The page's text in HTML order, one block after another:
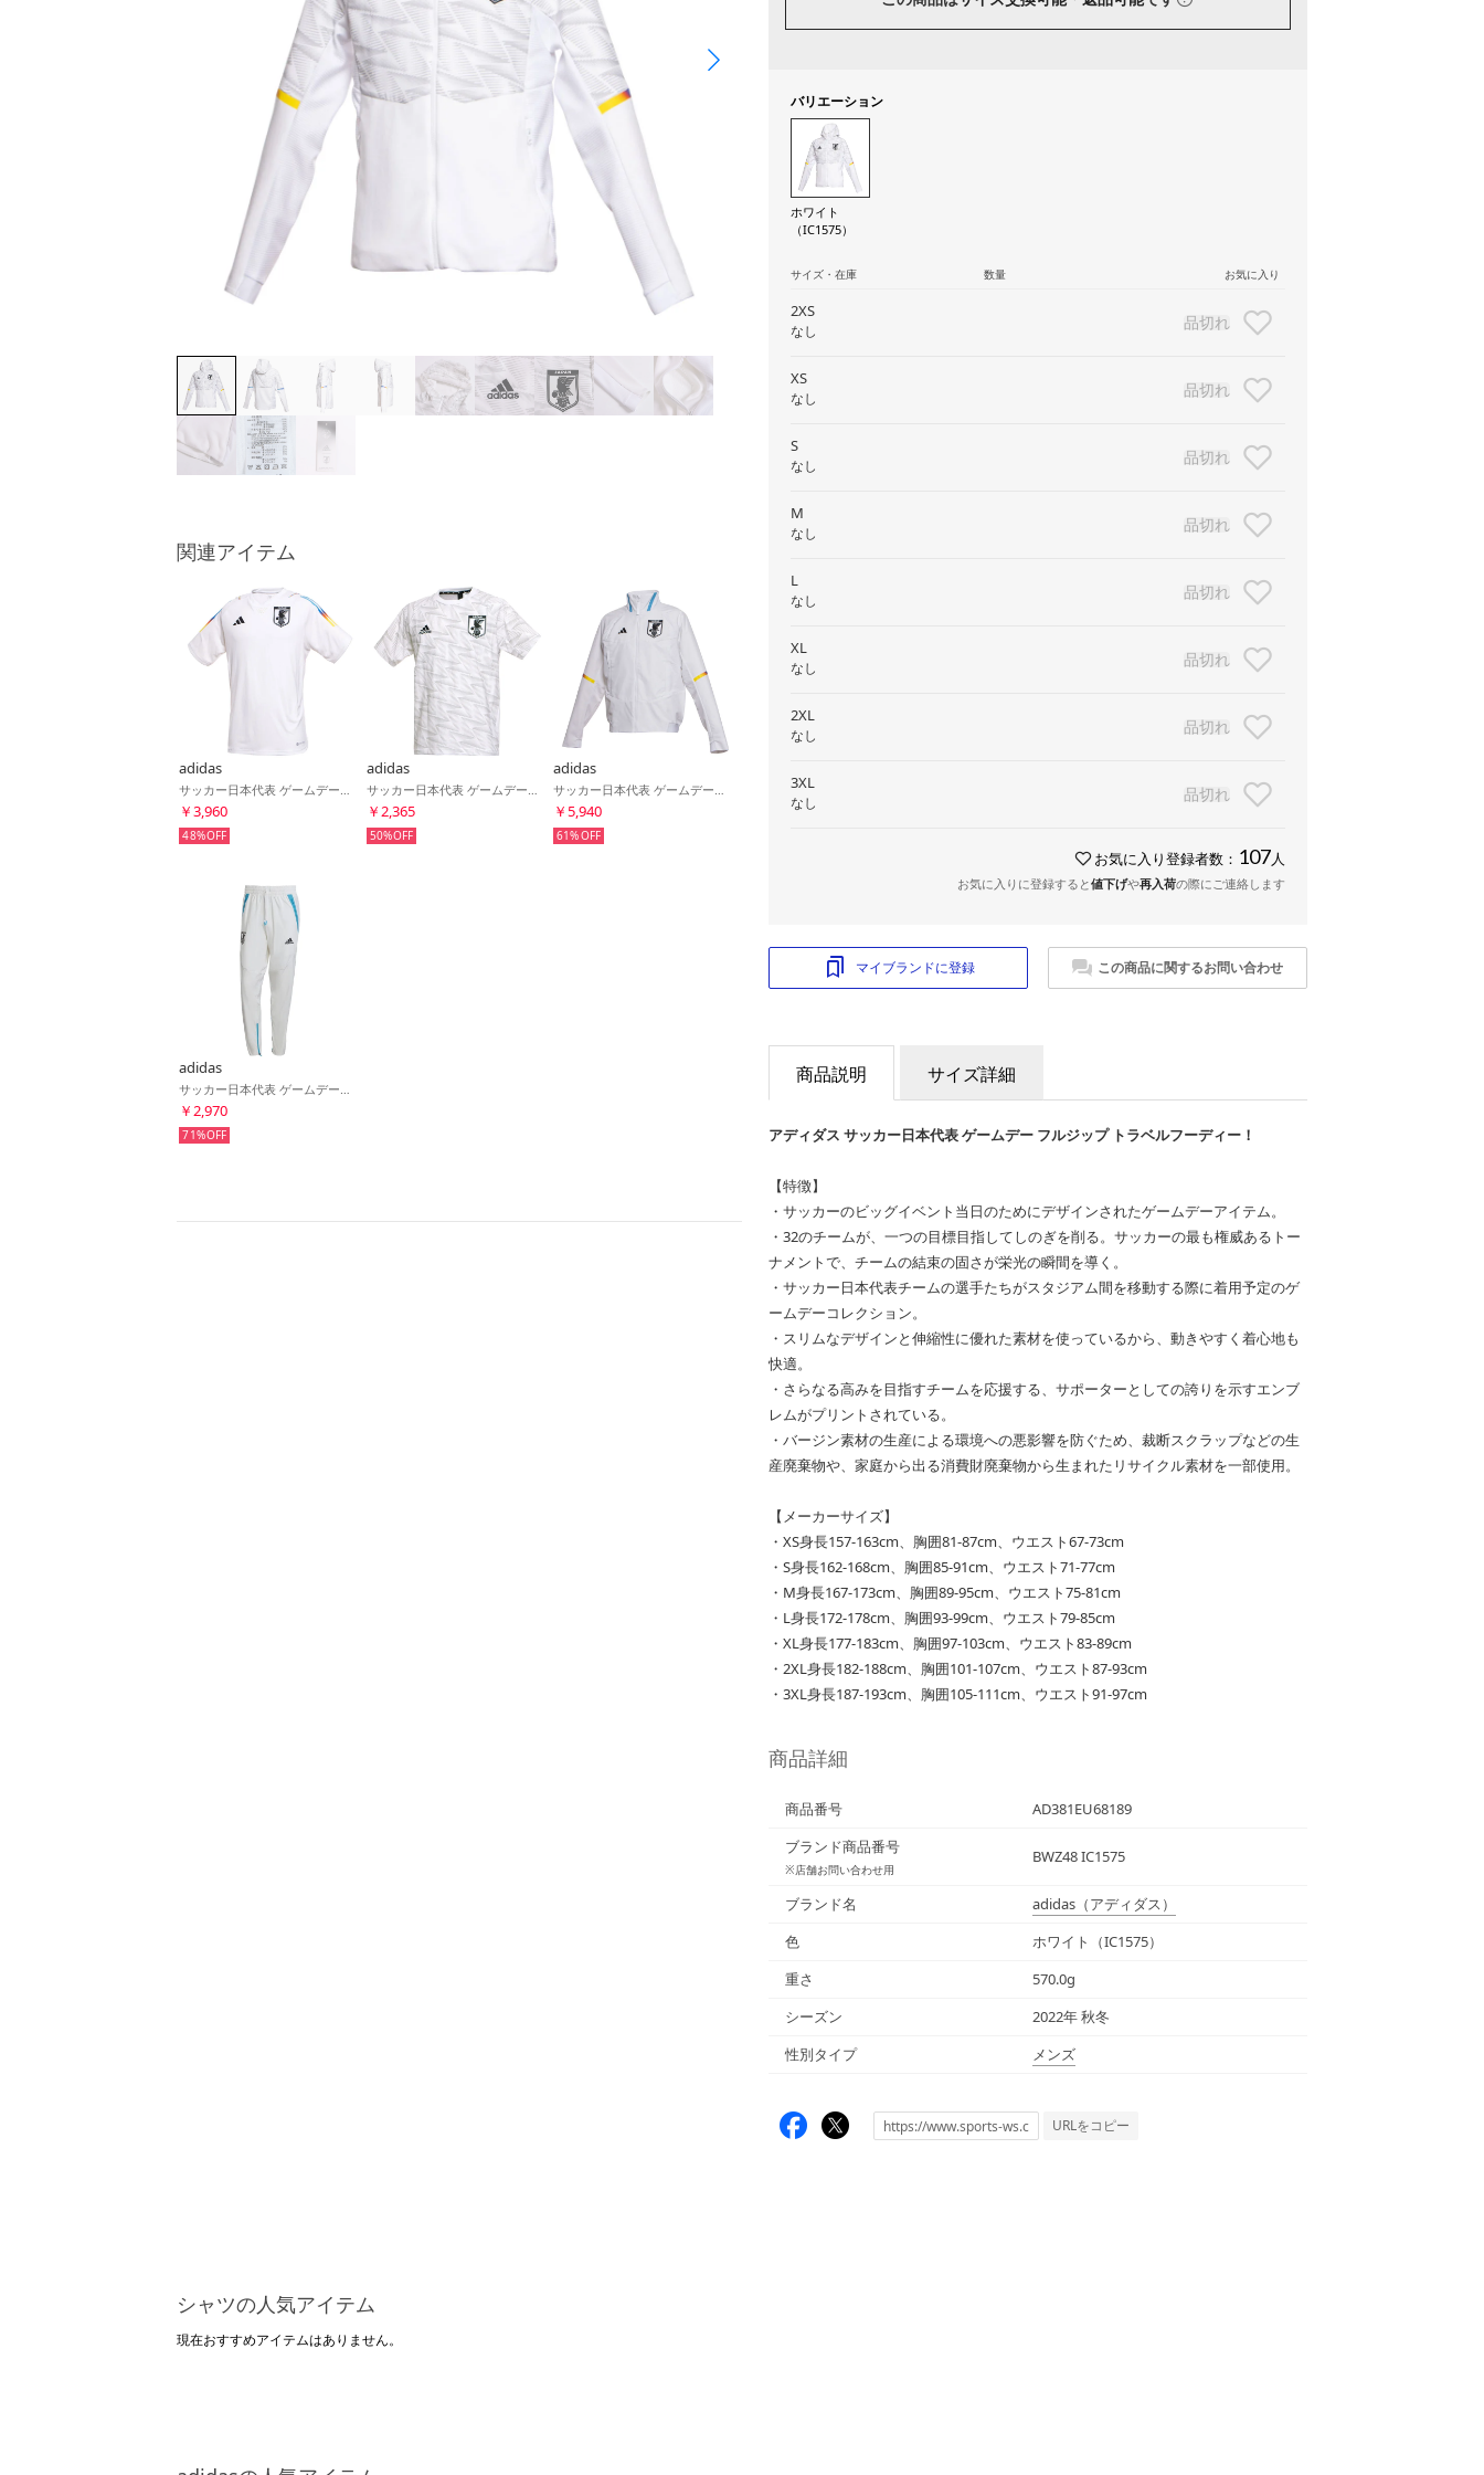
関連アイテム
adidas
￥3,960
48%
adidas
￥2,365
50%
adidas
￥5,940
61%
adidas
￥2,970
71%
バリエーション
ホワイト
（IC1575）
サイズ・在庫 数量 お気に入り
2XS
なし 品切れ
XS
なし 品切れ
S
なし 品切れ
M
なし 品切れ
L
なし 品切れ
XL
なし 品切れ
2XL
なし 品切れ
3XL
なし 品切れ
お気に入り登録者数： 107 人
お気に入りに登録すると値下げや再入荷の際にご連絡します
マイブランドに登録 この商品に関するお問い合わせ
商品説明 サイズ詳細
アディダス サッカー日本代表 ゲームデー フルジップ トラベルフーディー！
【特徴】
・サッカーのビッグイベント当日のためにデザインされたゲームデーアイテム。
・32のチームが、一つの目標目指してしのぎを削る。サッカーの最も権威あるトー
ナメントで、チームの結束の固さが栄光の瞬間を導く。
・サッカー日本代表チームの選手たちがスタジアム間を移動する際に着用予定のゲ
ームデーコレクション。
・スリムなデザインと伸縮性に優れた素材を使っているから、動きやすく着心地も
快適。
・さらなる高みを目指すチームを応援する、サポーターとしての誇りを示すエンブ
レムがプリントされている。
・バージン素材の生産による環境への悪影響を防ぐため、裁断スクラップなどの生
産廃棄物や、家庭から出る消費財廃棄物から生まれたリサイクル素材を一部使用。
【メーカーサイズ】
・XS身長157-163cm、胸囲81-87cm、ウエスト67-73cm
・S身長162-168cm、胸囲85-91cm、ウエスト71-77cm
・M身長167-173cm、胸囲89-95cm、ウエスト75-81cm
・L身長172-178cm、胸囲93-99cm、ウエスト79-85cm
・XL身長177-183cm、胸囲97-103cm、ウエスト83-89cm
・2XL身長182-188cm、胸囲101-107cm、ウエスト87-93cm
・3XL身長187-193cm、胸囲105-111cm、ウエスト91-97cm
商品詳細
商品番号
AD381EU68189
ブランド商品番号
※店舗お問い合わせ用
BWZ48 IC1575
ブランド名 adidas （アディダス）
色
ホワイト（IC1575）
重さ
570.0g
シーズン
2022年 秋冬
性別タイプ
メンズ
URLをコピー
シャツの人気アイテム
現在おすすめアイテムはありません。